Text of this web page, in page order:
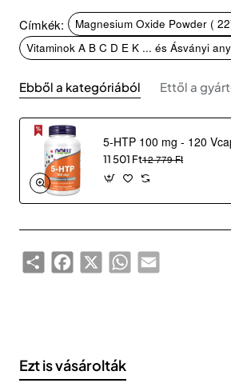
Címkék: Magnesium Oxide Powder (
Vitaminok A B C D E K ... és Ásványi
Ebből a kategóriából Ettől a
11 501 Ft12 779 Ft
ShareFacebook
X WhatsAppEmail
Ezt is vásárolták